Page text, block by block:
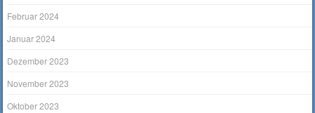
Februar 2024
Januar 2024
Dezember 2023
November 2023
Oktober 2023